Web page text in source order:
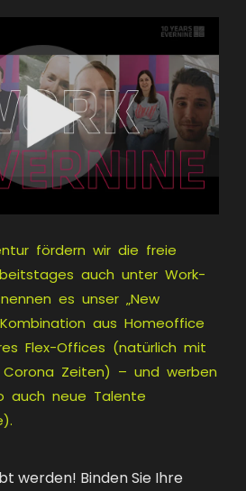
fördern wir die freie
auch unter Work-
es unser „New
aus Homeoffice
Flex-Offices (natürlich mit
Corona Zeiten) – und werben
auch neue Talente
werden! Binden Sie Ihre